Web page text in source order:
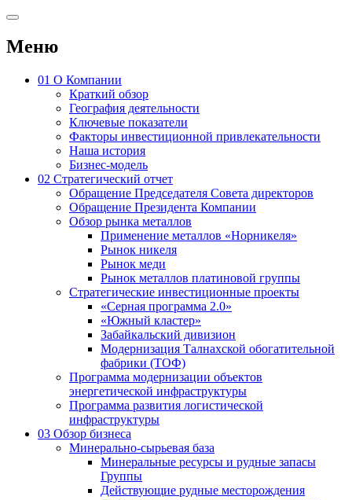
Меню
01 О Компании
Краткий обзор
География деятельности
Ключевые показатели
Факторы инвестиционной привлекательности
Наша история
Бизнес-модель
02 Стратегический отчет
Обращение Председателя Совета директоров
Обращение Президента Компании
Обзор рынка металлов
Применение металлов «Норникеля»
Рынок никеля
Рынок меди
Рынок металлов платиновой группы
Стратегические инвестиционные проекты
«Серная программа 2.0»
«Южный кластер»
Забайкальский дивизион
Модернизация Талнахской обогатительной
фабрики (ТОФ)
Программа модернизации объектов
энергетической инфраструктуры
Программа развития логистической
инфраструктуры
03 Обзор бизнеса
Минерально-сырьевая база
Минеральные ресурсы и рудные запасы
Группы
Действующие рудные месторождения